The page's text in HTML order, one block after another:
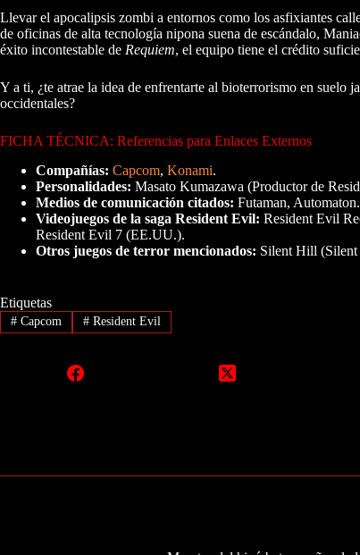
Llevar el apocalipsis zombi a entornos como los asfixiantes
de oficinas de alta tecnología nipona suena de escándalo,
éxito incontestable de Requiem, el equipo tiene el crédito
Y a ti, ¿te atrae la idea de enfrentarte al bioterrorismo en suelo
occidentales?
FICHA TÉCNICA: Referencias para Enlaces Externos
Compañías: Capcom, Konami.
Personalidades: Masato Kumazawa (Productor de
Medios de comunicación citados: Futaman, Automaton.
Videojuegos de la saga Resident Evil: Resident Evil
Resident Evil 7 (EE.UU.).
Otros juegos de terror mencionados: Silent Hill
Etiquetas
#Capcom #Resident Evil